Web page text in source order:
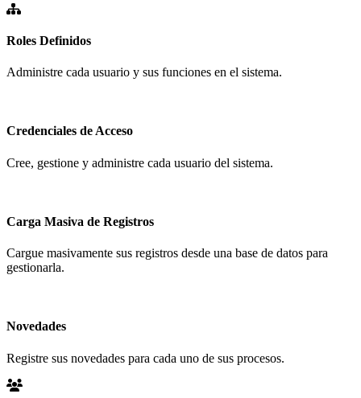
Roles Definidos
Administre cada usuario y sus funciones en el sistema.
Credenciales de Acceso
Cree, gestione y administre cada usuario del sistema.
Carga Masiva de Registros
Cargue masivamente sus registros desde una base de datos para
gestionarla.
Novedades
Registre sus novedades para cada uno de sus procesos.